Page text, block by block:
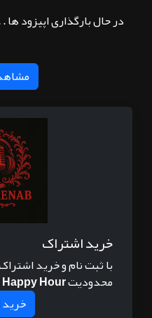
در حال بارگذاری اپیزود ها
خرید اشتراک
با ثبت نام و خرید
محدودیتHour